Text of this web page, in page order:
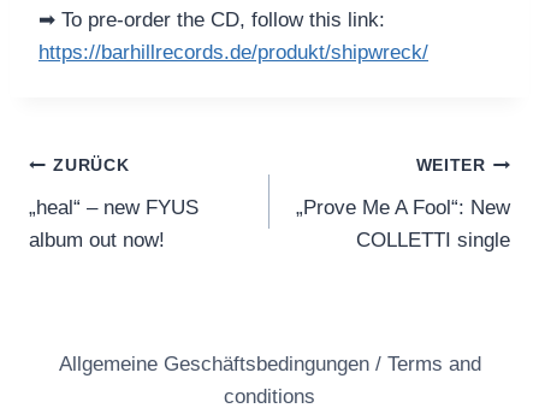
➡ To pre-order the CD, follow this link:
https://barhillrecords.de/produkt/shipwreck/
Beitragsnavigation
ZURÜCK
„heal“ – new FYUS
album out now!
WEITER
„Prove Me A Fool“: New
COLLETTI single
Allgemeine Geschäftsbedingungen / Terms and
conditions